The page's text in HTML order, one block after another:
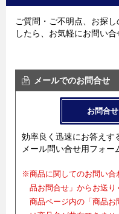
ご質問・ご不明点、お探
したら、お気軽にお問い合
メールでのお問合せ
お問合
効率良く迅速にお答えす
メール問い合せ用フォー
※商品に関してのお問い合
品お問合せ」からお送り
商品ページ内の「商品